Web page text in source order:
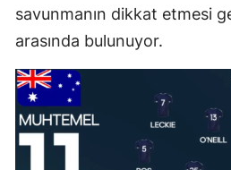
savunmanın dikkat etmesi
arasında bulunuyor.